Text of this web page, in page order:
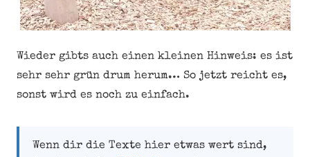
Wieder gibts auch einen kleinen Hinweis: es ist
sehr sehr grün drum herum… So jetzt reicht es,
sonst wird es noch zu einfach.
Wenn dir die Texte hier etwas wert sind,